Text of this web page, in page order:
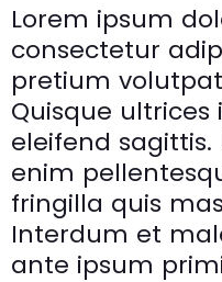
Lorem ipsum
consectetur
pretium
Quisque
eleifend
enim
fringilla quis
Interdum et
ante ipsum